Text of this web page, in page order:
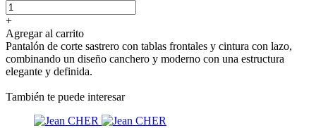
+
Agregar al carrito
Pantalón de corte sastrero con tablas frontales y cintura con lazo,
combinando un diseño canchero y moderno con una estructura
elegante y definida.
También te puede interesar